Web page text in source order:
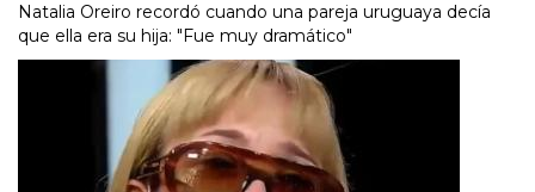
Natalia Oreiro recordó cuando una pareja uruguaya decía
que ella era su hija: "Fue muy dramático"